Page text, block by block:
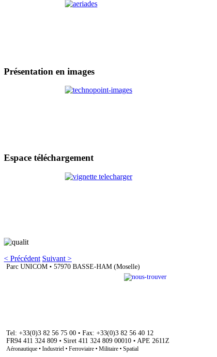
Présentation en images
Espace téléchargement
< Précédent Suivant >
Parc UNICOM • 57970 BASSE-HAM (Moselle)
Tel: +33(0)3 82 56 75 00 • Fax: +33(0)3 82 56 40 12
FR94 411 324 809 • Siret 411 324 809 00010 • APE 2611Z
Aéronautique • Industriel • Ferroviaire • Militaire • Spatial